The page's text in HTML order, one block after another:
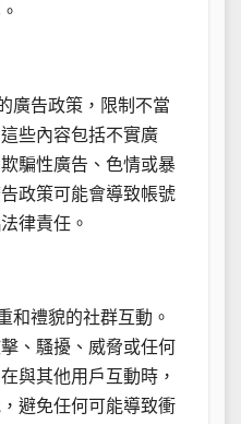
廣告政策，限制不當
些內容包括不實廣
騙性廣告、色情或暴
政策可能會導致帳號
律責任。
和禮貌的社群互動。
、騷擾、威脅或任何
與其他用戶互動時，
避免任何可能導致衝